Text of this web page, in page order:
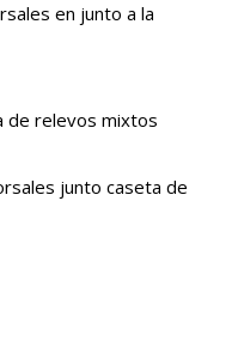
en junto a la
de relevos mixtos
junto caseta de